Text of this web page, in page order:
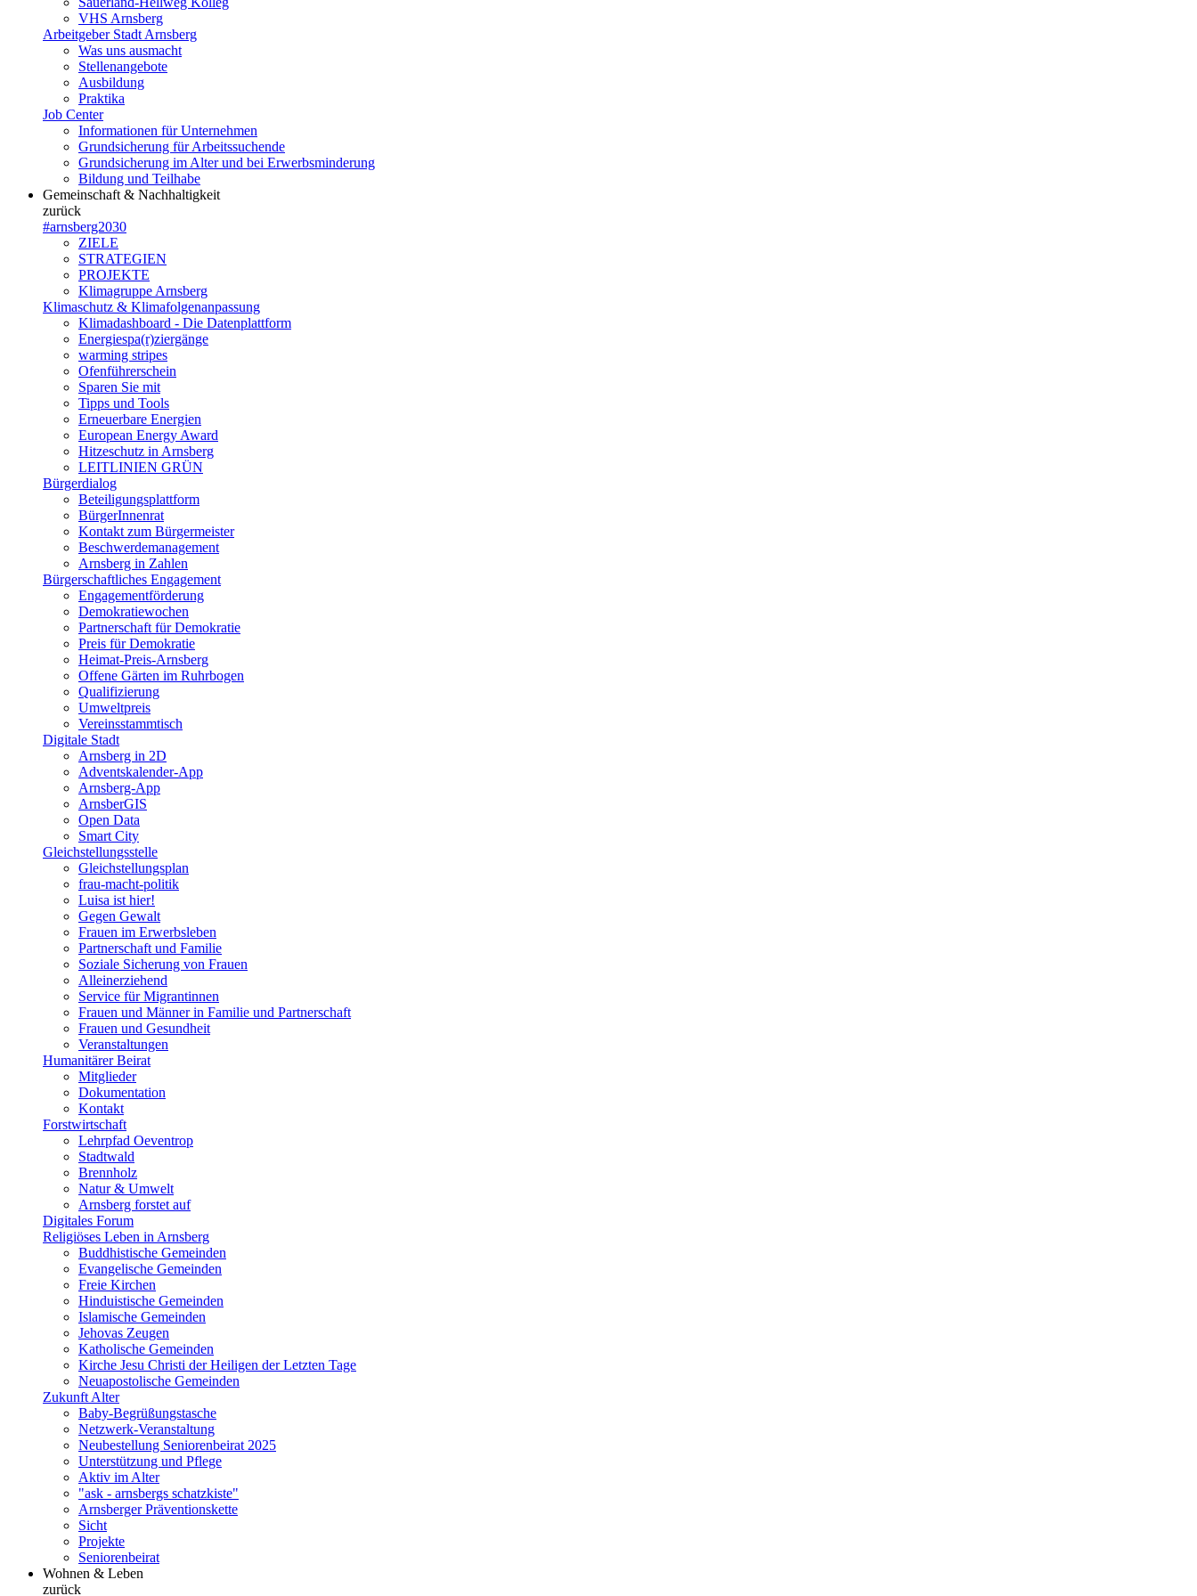
VHS Arnsberg
Arbeitgeber Stadt Arnsberg
Was uns ausmacht
Stellenangebote
Ausbildung
Praktika
Job Center
Informationen für Unternehmen
Grundsicherung für Arbeitssuchende
Grundsicherung im Alter und bei Erwerbsminderung
Bildung und Teilhabe
Gemeinschaft & Nachhaltigkeit
zurück
#arnsberg2030
ZIELE
STRATEGIEN
PROJEKTE
Klimagruppe Arnsberg
Klimaschutz & Klimafolgenanpassung
Klimadashboard - Die Datenplattform
Energiespa(r)ziergänge
warming stripes
Ofenführerschein
Sparen Sie mit
Tipps und Tools
Erneuerbare Energien
European Energy Award
Hitzeschutz in Arnsberg
LEITLINIEN GRÜN
Bürgerdialog
Beteiligungsplattform
BürgerInnenrat
Kontakt zum Bürgermeister
Beschwerdemanagement
Arnsberg in Zahlen
Bürgerschaftliches Engagement
Engagementförderung
Demokratiewochen
Partnerschaft für Demokratie
Preis für Demokratie
Heimat-Preis-Arnsberg
Offene Gärten im Ruhrbogen
Qualifizierung
Umweltpreis
Vereinsstammtisch
Digitale Stadt
Arnsberg in 2D
Adventskalender-App
Arnsberg-App
ArnsberGIS
Open Data
Smart City
Gleichstellungsstelle
Gleichstellungsplan
frau-macht-politik
Luisa ist hier!
Gegen Gewalt
Frauen im Erwerbsleben
Partnerschaft und Familie
Soziale Sicherung von Frauen
Alleinerziehend
Service für Migrantinnen
Frauen und Männer in Familie und Partnerschaft
Frauen und Gesundheit
Veranstaltungen
Humanitärer Beirat
Mitglieder
Dokumentation
Kontakt
Forstwirtschaft
Lehrpfad Oeventrop
Stadtwald
Brennholz
Natur & Umwelt
Arnsberg forstet auf
Digitales Forum
Religiöses Leben in Arnsberg
Buddhistische Gemeinden
Evangelische Gemeinden
Freie Kirchen
Hinduistische Gemeinden
Islamische Gemeinden
Jehovas Zeugen
Katholische Gemeinden
Kirche Jesu Christi der Heiligen der Letzten Tage
Neuapostolische Gemeinden
Zukunft Alter
Baby-Begrüßungstasche
Netzwerk-Veranstaltung
Neubestellung Seniorenbeirat 2025
Unterstützung und Pflege
Aktiv im Alter
"ask - arnsbergs schatzkiste"
Arnsberger Präventionskette
Sicht
Projekte
Seniorenbeirat
Wohnen & Leben
zurück